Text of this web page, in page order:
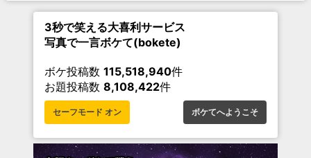
3秒で笑える大喜利サービス
写真で一言ボケて(bokete)
ボケ投稿数 115,518,940件
お題投稿数 8,108,422件
セーフモード オン ボケてへようこそ